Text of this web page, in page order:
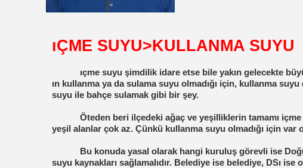
ıÇME SUYU>KULLANMA SUYU
ıçme suyu şimdilik idare etse bile yakın gelecekte
ın kullanma ya da sulama suyu olmadığı için, kullanma
suyu ile bahçe sulamak gibi bir şey.
Öteden beri ilçedeki ağaç ve yeşilliklerin tamamı
yeşil alanlar çok az. Çünkü kullanma suyu olmadığı için var
Bu konuda yasal olarak hangi kuruluş görevli ise
suyu kaynakları sağlamalıdır. Belediye ise belediye, DSı ise